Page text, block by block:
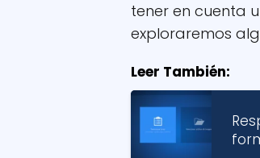
tener en cuenta
exploraremos
Leer También: